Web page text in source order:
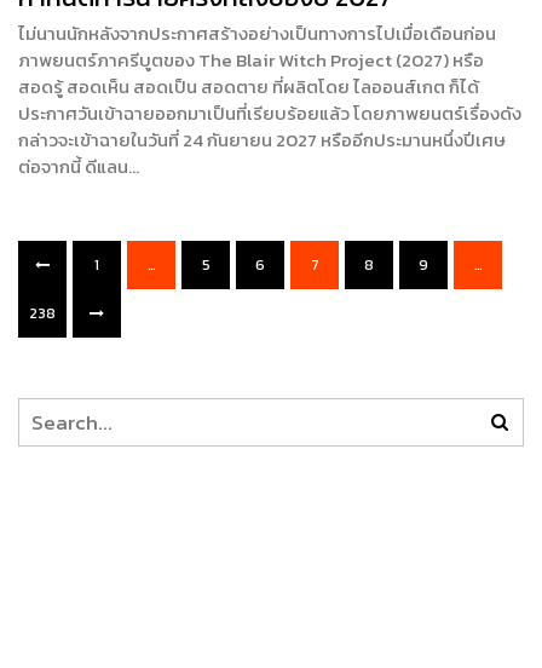
ไม่นานนักหลังจากประกาศสร้างอย่างเป็นทางการไปเมื่อเดือนก่อน
ภาพยนตร์ภาครีบูตของ The Blair Witch Project (2027) หรือ
สอดรู้ สอดเห็น สอดเป็น สอดตาย ที่ผลิตโดย ไลออนส์เกต ก็ได้
ประกาศวันเข้าฉายออกมาเป็นที่เรียบร้อยแล้ว โดยภาพยนตร์เรื่องดัง
กล่าวจะเข้าฉายในวันที่ 24 กันยายน 2027 หรืออีกประมานหนึ่งปีเศษ
ต่อจากนี้ ดีแลน…
1 … 5 6 7 8 9 …
238